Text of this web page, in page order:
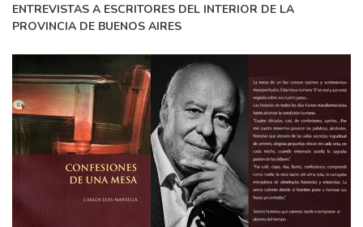
ENTREVISTAS A ESCRITORES DEL INTERIOR DE LA
PROVINCIA DE BUENOS AIRES